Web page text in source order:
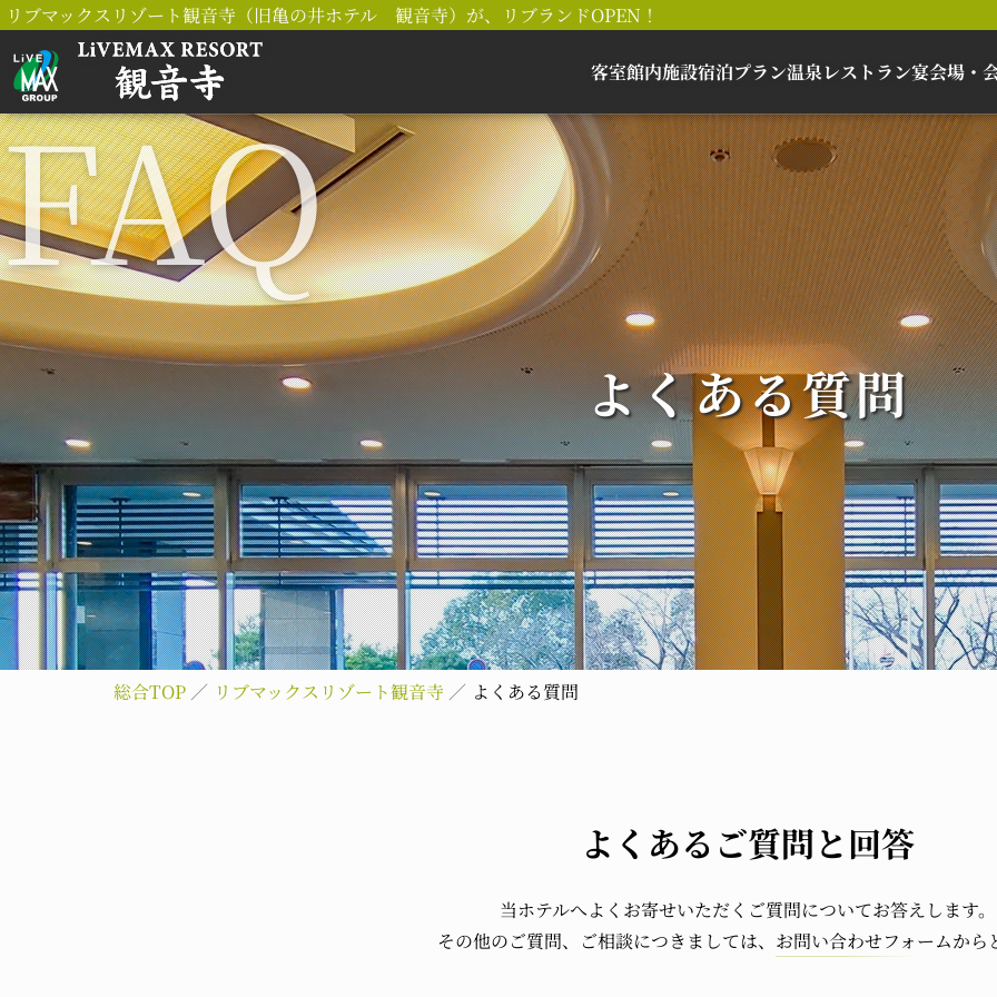
リブマックスリゾート観音寺（旧亀の井ホテル 観音寺）が、リブランドOPEN！
客室館内施設宿泊プラン温泉レストラン宴会場・
よくある質問
総合TOP リブマックスリゾート観音寺 よくある質問
よくあるご質問と回答
当ホテルへよくお寄せいただくご質問についてお答えします。
その他のご質問、ご相談につきましては、 お問い合わせフォームから